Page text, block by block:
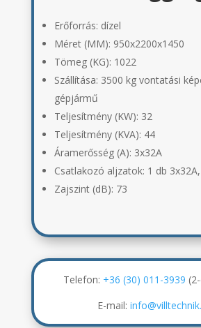
Erőforrás: dízel
Méret (MM): 950x2200x1450
Tömeg (KG): 1022
Szállítása: 3500 kg vontatási
gépjármű
Teljesítmény (KW): 32
Teljesítmény (KVA): 44
Áramerősség (A): 3x32A
Csatlakozó aljzatok: 1 db
Zajszint (dB): 73
Telefon: +36 (30) 011-3939
E-mail: